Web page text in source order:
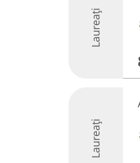
Laureați
Laureați